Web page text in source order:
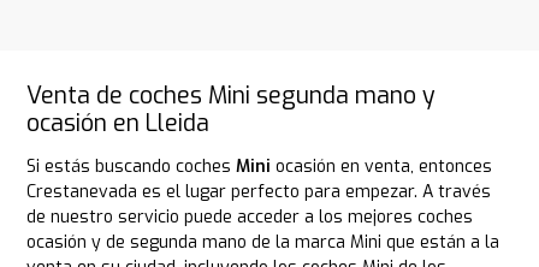
Venta de coches Mini segunda mano y
ocasión en Lleida
Si estás buscando cochesMini ocasión en venta, entonces
Crestanevada es el lugar perfecto para empezar. A través
de nuestro servicio puede acceder a los mejores coches
ocasión y de segunda mano de la marca Mini que están a la